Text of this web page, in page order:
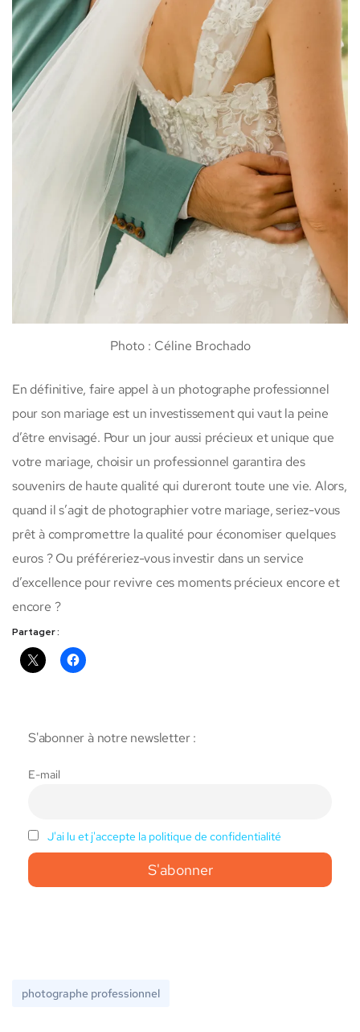
Photo : Céline Brochado
En définitive, faire appel à un photographe professionnel
pour son mariage est un investissement qui vaut la peine
d’être envisagé. Pour un jour aussi précieux et unique que
votre mariage, choisir un professionnel garantira des
souvenirs de haute qualité qui dureront toute une vie. Alors,
quand il s’agit de photographier votre mariage, seriez-vous
prêt à compromettre la qualité pour économiser quelques
euros ? Ou préféreriez-vous investir dans un service
d’excellence pour revivre ces moments précieux encore et
encore ?
Partager :
S'abonner à notre newsletter :
E-mail
J'ai lu et j'accepte la politique de confidentialité
photographe professionnel